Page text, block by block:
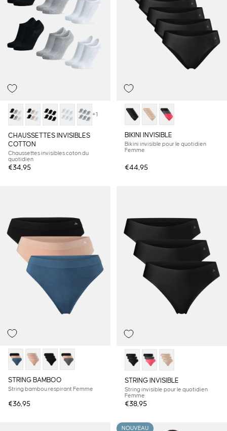
+1
CHAUSSETTES INVISIBLES
COTTON
Chaussettes invisibles coton du
quotidien
€34,95
BIKINI INVISIBLE
Bikini invisible pour le quotidien
Femme
€44,95
STRING BAMBOO
String bambou respirant Femme
€36,95
STRING INVISIBLE
String invisible pour le quotidien
Femme
€38,95
NOUVEAU